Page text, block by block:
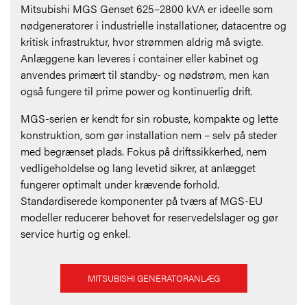
Mitsubishi MGS Genset 625–2800 kVA er ideelle som
nødgeneratorer i industrielle installationer, datacentre og
kritisk infrastruktur, hvor strømmen aldrig må svigte.
Anlæggene kan leveres i container eller kabinet og
anvendes primært til standby- og nødstrøm, men kan
også fungere til prime power og kontinuerlig drift.
MGS-serien er kendt for sin robuste, kompakte og lette
konstruktion, som gør installation nem – selv på steder
med begrænset plads. Fokus på driftssikkerhed, nem
vedligeholdelse og lang levetid sikrer, at anlægget
fungerer optimalt under krævende forhold.
Standardiserede komponenter på tværs af MGS-EU
modeller reducerer behovet for reservedelslager og gør
service hurtig og enkel.
MITSUBISHI GENERATORANLÆG